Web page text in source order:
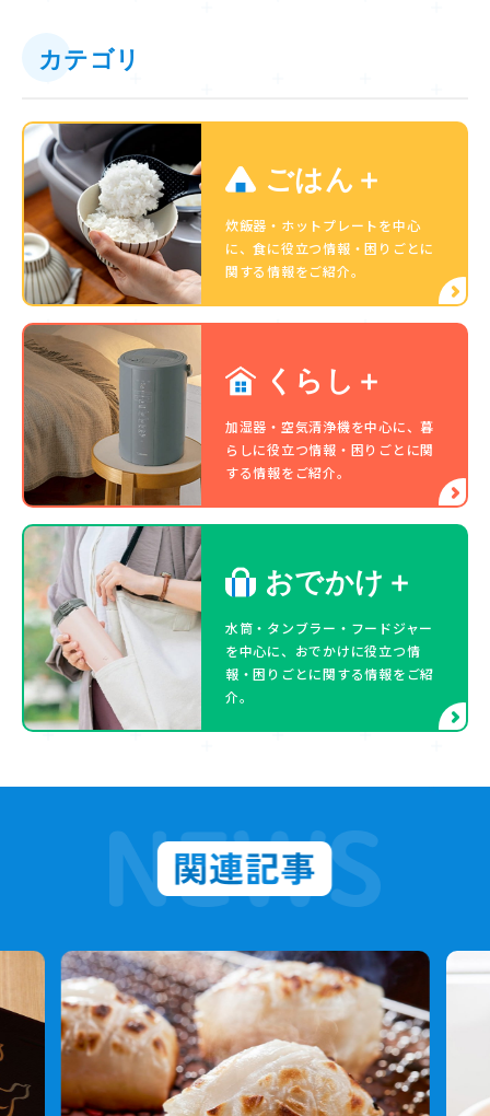
カテゴリ
ごはん＋
炊飯器・ホットプレートを中心
に、食に役立つ情報・困りごとに
関する情報をご紹介。
くらし＋
加湿器・空気清浄機を中心に、暮
らしに役立つ情報・困りごとに関
する情報をご紹介。
おでかけ＋
水筒・タンブラー・フードジャー
を中心に、おでかけに役立つ情
報・困りごとに関する情報をご紹
介。